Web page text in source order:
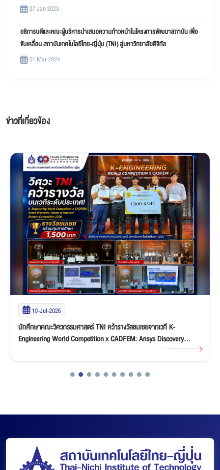
27 Jan 2023
อธิการบดีและคณะผู้บริหารนำเสนอความก้าวหน้าในโครงการพัฒนาสถาบัน เพื่อ
ขับเคลื่อน สถาบันเทคโนโลยีไทย-ญี่ปุ่น (TNI) สู่มหาวิทยาลัยดิจิทัล
01 Mar 2024
ข่าวที่เกี่ยวข้อง
03-Jul-2026
ขอแสดงความยินดีกับนักศึกษา ACS LAB คณะวิศวกรรมศาสตร์ TNI คว้า
ทุนศึกษาต่อปริญญาโท-เอกเต็มจำนวน ณ ประเทศญี่ปุ่น